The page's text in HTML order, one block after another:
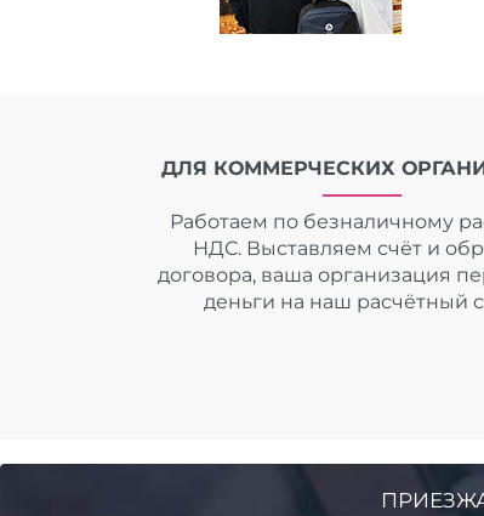
ДЛЯ КОММЕРЧЕСКИХ
Работаем по безналичному
НДС. Выставляем счёт и
договора, ваша организация
деньги на наш расчётный